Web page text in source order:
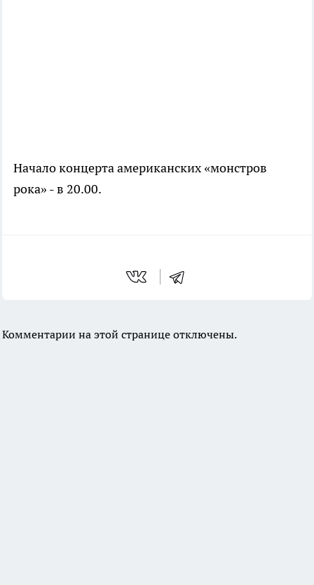
Начало концерта американских «монстров
рока» - в 20.00.
Комментарии на этой странице отключены.